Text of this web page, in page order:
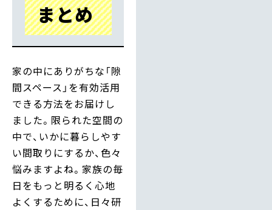
まとめ
家の中にありがちな「隙
間スペース」を有効活用
できる方法をお届けし
ました。限られた空間の
中で、いかに暮らしやす
い間取りにするか、色々
悩みますよね。家族の毎
日をもっと明るく心地
よくするために、日々研